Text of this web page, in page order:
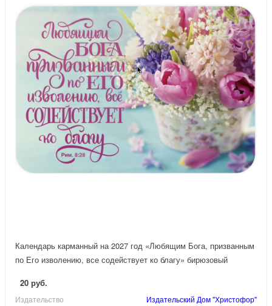
Календарь карманный на 2027 год «Любящим Бога, призванным
по Его изволению, все содействует ко благу» бирюзовый
20 руб.
Издательство Издательский Дом "Христофор"